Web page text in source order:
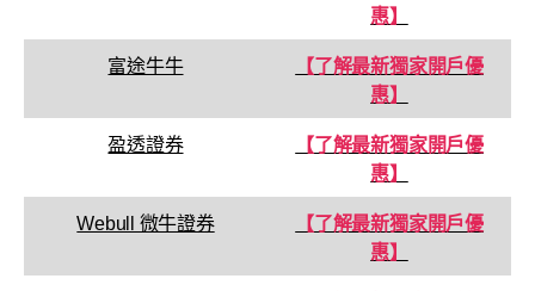
惠】
富途牛牛
【了解最新獨家開戶優
惠】
盈透證券
【了解最新獨家開戶優
惠】
Webull 微牛證券
【了解最新獨家開戶優
惠】